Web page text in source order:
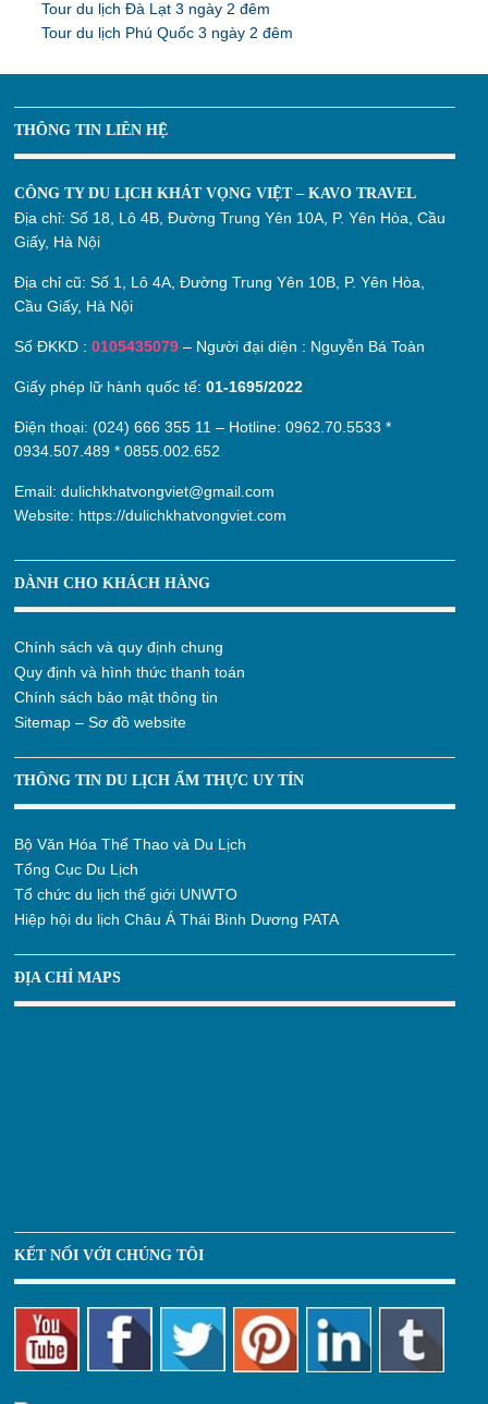
Tour du lịch Đà Lạt 3 ngày 2 đêm
Tour du lịch Phú Quốc 3 ngày 2 đêm
THÔNG TIN LIÊN HỆ
CÔNG TY DU LỊCH KHÁT VỌNG VIỆT – KAVO TRAVEL
Địa chỉ:Số 18, Lô 4B, Đường Trung Yên 10A, P. Yên Hòa, Cầu
Giấy, Hà Nội
Địa chỉ cũ:Số 1, Lô 4A, Đường Trung Yên 10B, P. Yên Hòa,
Cầu Giấy, Hà Nội
Số ĐKKD :0105435079 – Người đại diện : Nguyễn Bá Toàn
Giấy phép lữ hành quốc tế:01-1695/2022
Điện thoại: (024) 666 355 11 – Hotline:0962.70.5533 *
0934.507.489 *0855.002.652
Email:dulichkhatvongviet@gmail.com
Website: https://dulichkhatvongviet.com
DÀNH CHO KHÁCH HÀNG
Chính sách và quy định chung
Quy định và hình thức thanh toán
Chính sách bảo mật thông tin
Sitemap – Sơ đồ website
THÔNG TIN DU LỊCH ẨM THỰC UY TÍN
Bộ Văn Hóa Thể Thao và Du Lịch
Tổng Cục Du Lịch
Tổ chức du lịch thế giới UNWTO
Hiệp hội du lịch Châu Á Thái Bình Dương PATA
ĐỊA CHỈ MAPS
KẾT NỐI VỚI CHÚNG TÔI